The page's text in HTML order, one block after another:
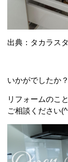
出典：タカラス
いかがでしたか？
リフォームのこ
ご相談ください